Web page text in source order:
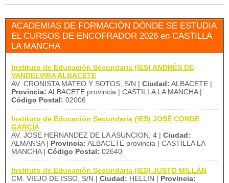
ACADEMIAS DE FORMACIÓN DÓNDE SE ESTUDIA
EL CURSOS DE ENCOFRADOR 2026 en CASTILLA
LA MANCHA
Instituto de Educación Secundaria (IES) ANDRÉS DE
VANDELVIRA ALBACETE
AV. CRONISTA MATEO Y SOTOS, S/N | Ciudad: ALBACETE |
Provincia: ALBACETE provincia | CASTILLA LA MANCHA |
Código Postal: 02006
Instituto de Educación Secundaria (IES) JOSÉ CONDE
GARCÍA
AV. JOSE HERNANDEZ DE LA ASUNCION, 4 | Ciudad:
ALMANSA | Provincia: ALBACETE provincia | CASTILLA LA
MANCHA | Código Postal: 02640
Instituto de Educación Secundaria (IES) JUSTO MILLÁN
CM. VIEJO DE ISSO, S/N | Ciudad: HELLIN | Provincia: